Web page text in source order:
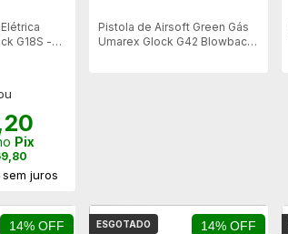
G18S -
Pix
sem juros
Pistola de Airsoft Green Gás
Umarex Glock G42 Blowback
14% OFF 14% OFF
ESGOTADO